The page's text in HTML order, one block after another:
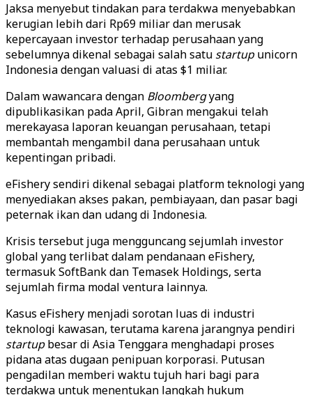
Jaksa menyebut tindakan para terdakwa menyebabkan
kerugian lebih dari Rp69 miliar dan merusak
kepercayaan investor terhadap perusahaan yang
sebelumnya dikenal sebagai salah satu startupunicorn
Indonesia dengan valuasi di atas $1 miliar.
Dalam wawancara dengan Bloombergyang
dipublikasikan pada April, Gibran mengakui telah
merekayasa laporan keuangan perusahaan, tetapi
membantah mengambil dana perusahaan untuk
kepentingan pribadi.
eFishery sendiri dikenal sebagai platform teknologi yang
menyediakan akses pakan, pembiayaan, dan pasar bagi
peternak ikan dan udang di Indonesia.
Krisis tersebut juga mengguncang sejumlah investor
global yang terlibat dalam pendanaan eFishery,
termasuk SoftBank dan Temasek Holdings, serta
sejumlah firma modal ventura lainnya.
Kasus eFishery menjadi sorotan luas di industri
teknologi kawasan, terutama karena jarangnya pendiri
startupbesar di Asia Tenggara menghadapi proses
pidana atas dugaan penipuan korporasi. Putusan
pengadilan memberi waktu tujuh hari bagi para
terdakwa untuk menentukan langkah hukum